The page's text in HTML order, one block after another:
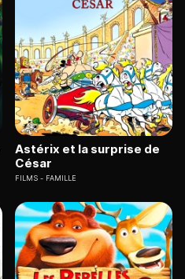
Astérix et la surprise de
César
FILMS FAMILLE